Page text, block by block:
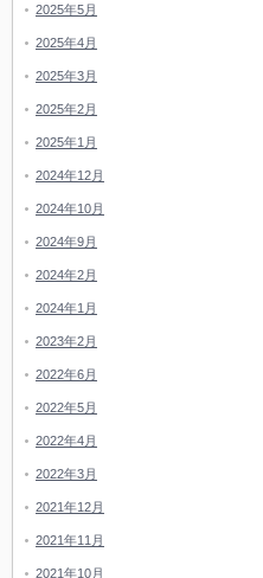
2025年5月
2025年4月
2025年3月
2025年2月
2025年1月
2024年12月
2024年10月
2024年9月
2024年2月
2024年1月
2023年2月
2022年6月
2022年5月
2022年4月
2022年3月
2021年12月
2021年11月
2021年10月